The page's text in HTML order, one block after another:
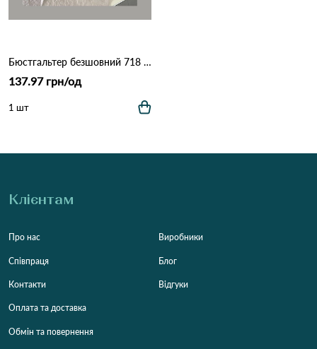
Бюстгальтер безшовний 718 19,4 Сірий
137.97 грн/од
1 шт
Клієнтам
Про нас
Співпраця
Контакти
Оплата та доставка
Обмін та повернення
Виробники
Блог
Відгуки